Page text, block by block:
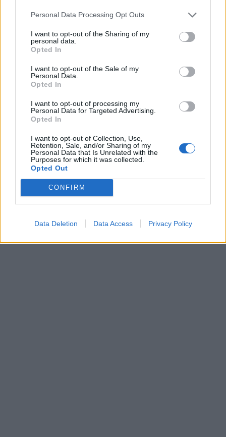
Personal Data Processing Opt Outs
I want to opt-out of the Sharing of my
personal data.
Opted In
I want to opt-out of the Sale of my
Personal Data.
Opted In
I want to opt-out of processing my
Personal Data for Targeted Advertising.
Opted In
I want to opt-out of Collection, Use,
Retention, Sale, and/or Sharing of my
Personal Data that Is Unrelated with the
Purposes for which it was collected.
Opted Out
CONFIRM
Data Deletion Data Access Privacy Policy
In evidenza